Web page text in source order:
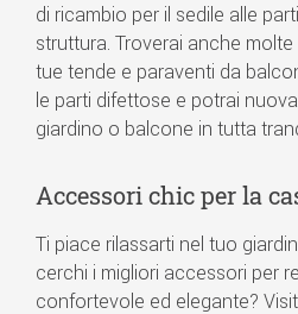
di ricambio per il sedile alle
struttura. Troverai anche
tue tende e paraventi da
le parti difettose e potrai
giardino o balcone in tutta
Accessori chic per la
Ti piace rilassarti nel tuo
cerchi i migliori accessori per
confortevole ed elegante?